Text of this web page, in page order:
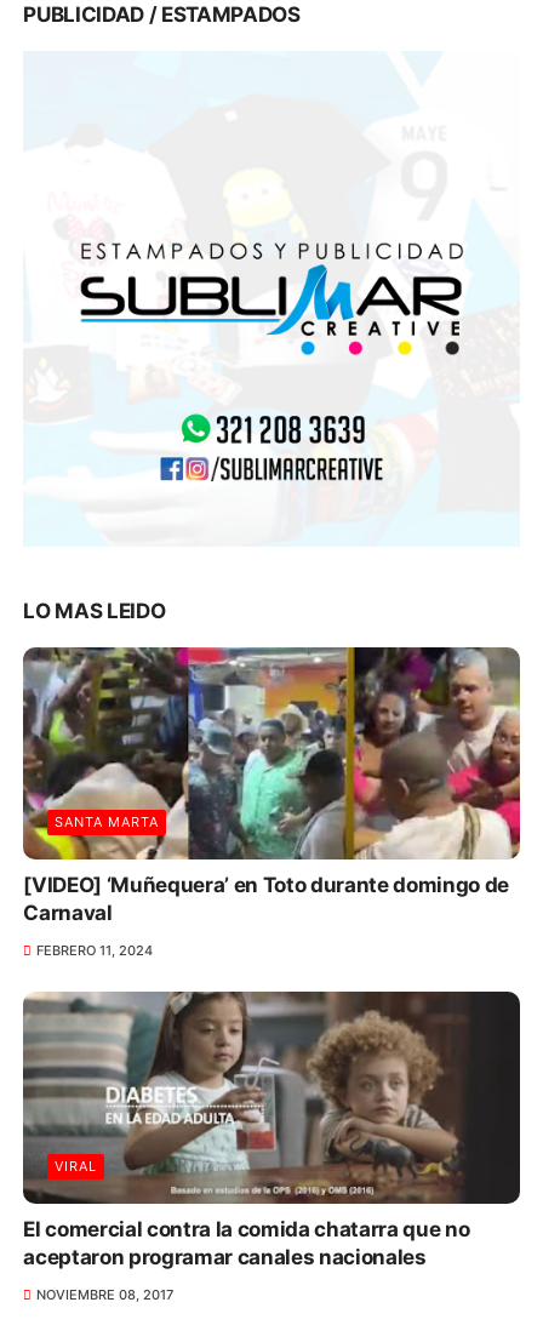
PUBLICIDAD / ESTAMPADOS
LO MAS LEIDO
SANTA MARTA
[VIDEO] ‘Muñequera’ en Toto durante domingo de
Carnaval
FEBRERO 11, 2024
VIRAL
El comercial contra la comida chatarra que no
aceptaron programar canales nacionales
NOVIEMBRE 08, 2017